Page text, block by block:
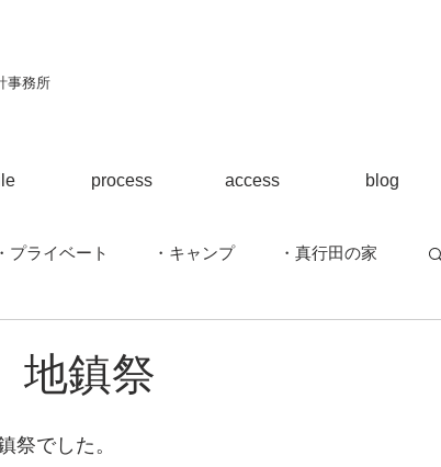
事務所
process access blog
・プライベート ・キャンプ ・真行田の家
鎮祭
祭でした。